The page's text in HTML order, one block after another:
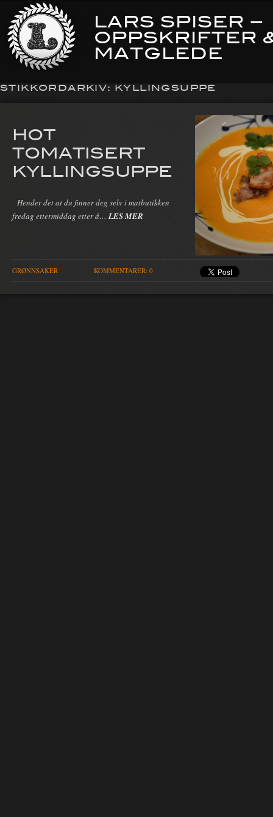
LARS SPISER –
OPPSKRIFTER
MATGLEDE
STIKKORDARKIV: KYLLINGSUPPE
HOT
TOMATISERT
KYLLINGSUPPE
Hender det at du finner deg selv i matbutikken
fredag ettermiddag etter å…LES MER
GRØNNSAKER KOMMENTARER: 0